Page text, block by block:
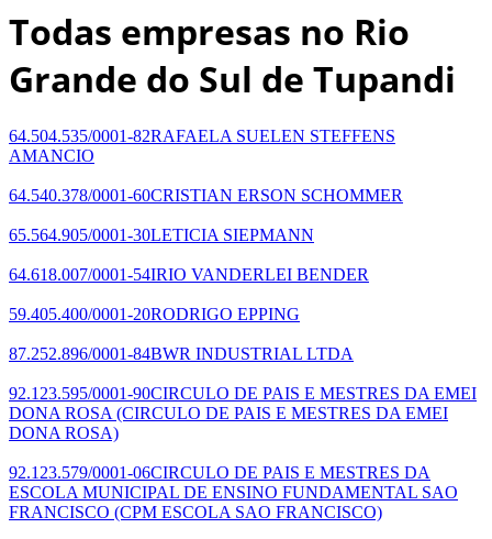
Todas empresas no Rio
Grande do Sul de Tupandi
64.504.535/0001-82RAFAELA SUELEN STEFFENS
AMANCIO
64.540.378/0001-60CRISTIAN ERSON SCHOMMER
65.564.905/0001-30LETICIA SIEPMANN
64.618.007/0001-54IRIO VANDERLEI BENDER
59.405.400/0001-20RODRIGO EPPING
87.252.896/0001-84BWR INDUSTRIAL LTDA
92.123.595/0001-90CIRCULO DE PAIS E MESTRES DA EMEI
DONA ROSA (CIRCULO DE PAIS E MESTRES DA EMEI
DONA ROSA)
92.123.579/0001-06CIRCULO DE PAIS E MESTRES DA
ESCOLA MUNICIPAL DE ENSINO FUNDAMENTAL SAO
FRANCISCO (CPM ESCOLA SAO FRANCISCO)